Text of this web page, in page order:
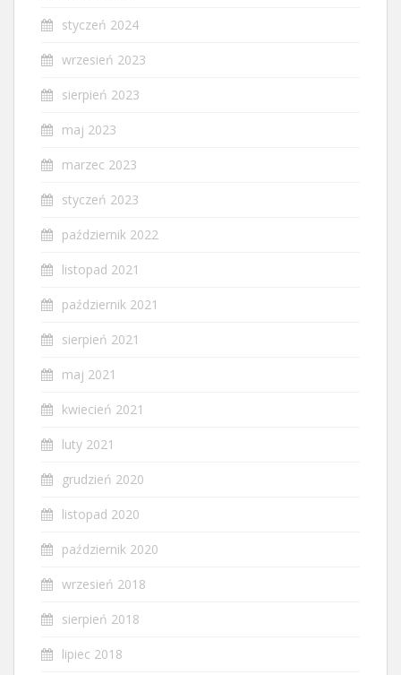
styczeń 2024
wrzesień 2023
sierpień 2023
maj 2023
marzec 2023
styczeń 2023
październik 2022
listopad 2021
październik 2021
sierpień 2021
maj 2021
kwiecień 2021
luty 2021
grudzień 2020
listopad 2020
październik 2020
wrzesień 2018
sierpień 2018
lipiec 2018